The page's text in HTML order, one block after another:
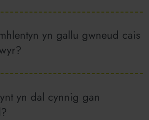
yn gallu gwneud cais
yn dal cynnig gan